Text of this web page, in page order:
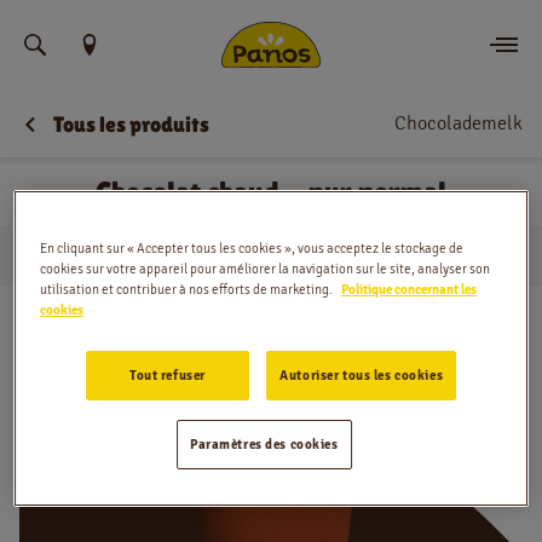
Trouvez votre emplacement
Commander
Nouvelles
Menu
Application
Contact
Jobs
Tous les produits Chocolademelk
Chocolat chaud - pur normal
Domicile
… Warme dranken Chocolat chaud - pur normal
En cliquant sur « Accepter tous les cookies », vous acceptez le stockage de
cookies sur votre appareil pour améliorer la navigation sur le site, analyser son
utilisation et contribuer à nos efforts de marketing. Politique concernant les
cookies
Tout refuser Autoriser tous les cookies
Paramètres des cookies